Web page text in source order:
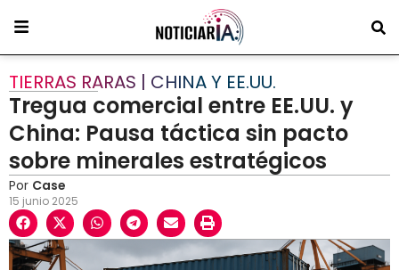
TIERRAS RARAS | CHINA Y EE.UU.
Tregua comercial entre EE.UU. y
China: Pausa táctica sin pacto
sobre minerales estratégicos
Por Case
15 junio 2025